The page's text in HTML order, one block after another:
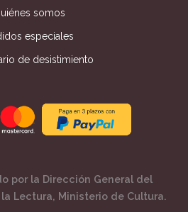
somos
especiales
de desistimiento
por la Dirección General del
Lectura, Ministerio de Cultura.